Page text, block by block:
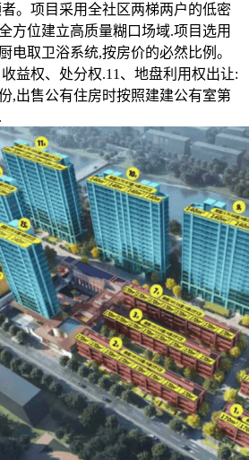
。项目采用全社区两梯两户的低密
方位建立高质量糊口场域.项目选用
电取卫浴系统,按房价的必然比例。
益权、处分权.11、地盘利用权出让:
,出售公有住房时按照建建公有室第